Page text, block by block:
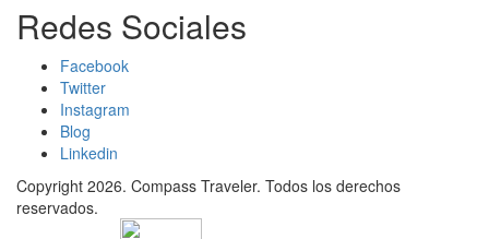
Redes Sociales
Facebook
Twitter
Instagram
Blog
Linkedin
Copyright 2026. Compass Traveler. Todos los derechos
reservados.